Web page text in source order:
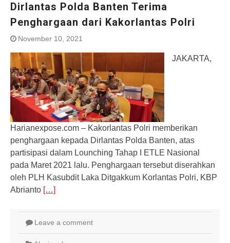
Dirlantas Polda Banten Terima
Penghargaan dari Kakorlantas Polri
November 10, 2021
JAKARTA,
Harianexpose.com – Kakorlantas Polri memberikan
penghargaan kepada Dirlantas Polda Banten, atas
partisipasi dalam Lounching Tahap I ETLE Nasional
pada Maret 2021 lalu. Penghargaan tersebut diserahkan
oleh PLH Kasubdit Laka Ditgakkum Korlantas Polri, KBP
Abrianto […]
Leave a comment